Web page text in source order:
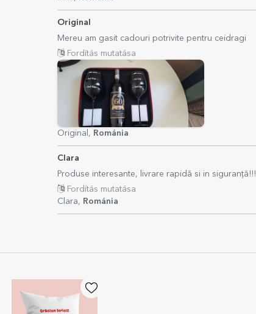
Original
Mereu am gasit cadouri potrivite pentru ceidragi
Fordítás mutatása
Original, Románia
Clara
Produse interesante, livrare rapidă si in siguranță!!!
Fordítás mutatása
Clara, Románia